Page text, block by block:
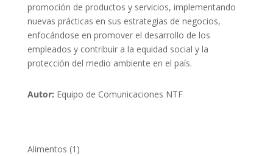
promoción de productos y servicios, implementando
nuevas prácticas en sus estrategias de negocios,
enfocándose en promover el desarrollo de los
empleados y contribuir a la equidad social y la
protección del medio ambiente en el país.
Autor: Equipo de Comunicaciones NTF
Alimentos 1 1